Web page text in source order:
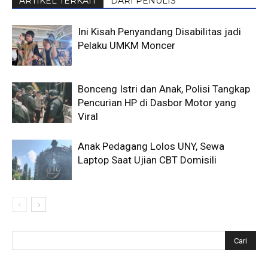
Ini Kisah Penyandang Disabilitas jadi
Pelaku UMKM Moncer
Bonceng Istri dan Anak, Polisi Tangkap
Pencurian HP di Dasbor Motor yang
Viral
Anak Pedagang Lolos UNY, Sewa
Laptop Saat Ujian CBT Domisili